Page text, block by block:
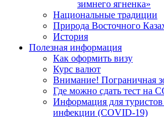
зимнего ягненка»
Национальные традиции
Природа Восточного
История
Полезная информация
Как оформить визу
Курс валют
Внимание! Пограничная
Где можно сдать тест на
Информация для
инфекции (COVID-19)